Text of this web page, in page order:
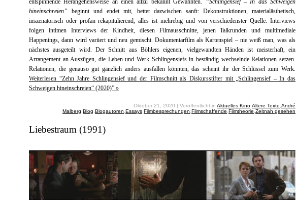
entspinnende Herangehensweise an einen allzu bekannt Gewähnten.
“Schlingensief – In das Schweigen
hineinschreien” beginnt und endet mit, bettet dazwischen sanft: Dekonstruktionen, materialästhetisch,
inszenatorisch oder profan rekapitulierend, alles ist mehrebig und von verschiedenster Quelle. Interviews
folgen intimen Interviews der Kindheit, diesen Filmausschnitte, jenen Talkrunden und multimediale
Happenings, dann wird variiert und neu gemischt. Dokumentarfilm als Kartenspiel – nie weiß man, was als
nächstes ausgeteilt wird. Der Schnitt aus Böhlers eigenen, vielgewandten Händen ist meisterhaft, ein
Arrangement an Auszügen, die Leben und Werk Schlingensiefs in beständig wechselnde Relationen setzen.
Relationen, die genauso gut gänzlich anders ausfallen könnten, das scheint ihr der Schlüssel zum Werk.
Weiterlesen “Zehn Jahre Schlingensief und der Filmschnitt als Diskursstifter mit „Schlingensief – In das
Schweigen hineinschreien“ (2020)” »
Oktober 21, 2020 | Veröffentlicht in Aktuelles Kino Ältere Texte André
Malberg Blog Blogautoren Essays Filmbesprechungen Filmschaffende Filmtheorie Zeitnah gesehen
Liebestraum (1991)